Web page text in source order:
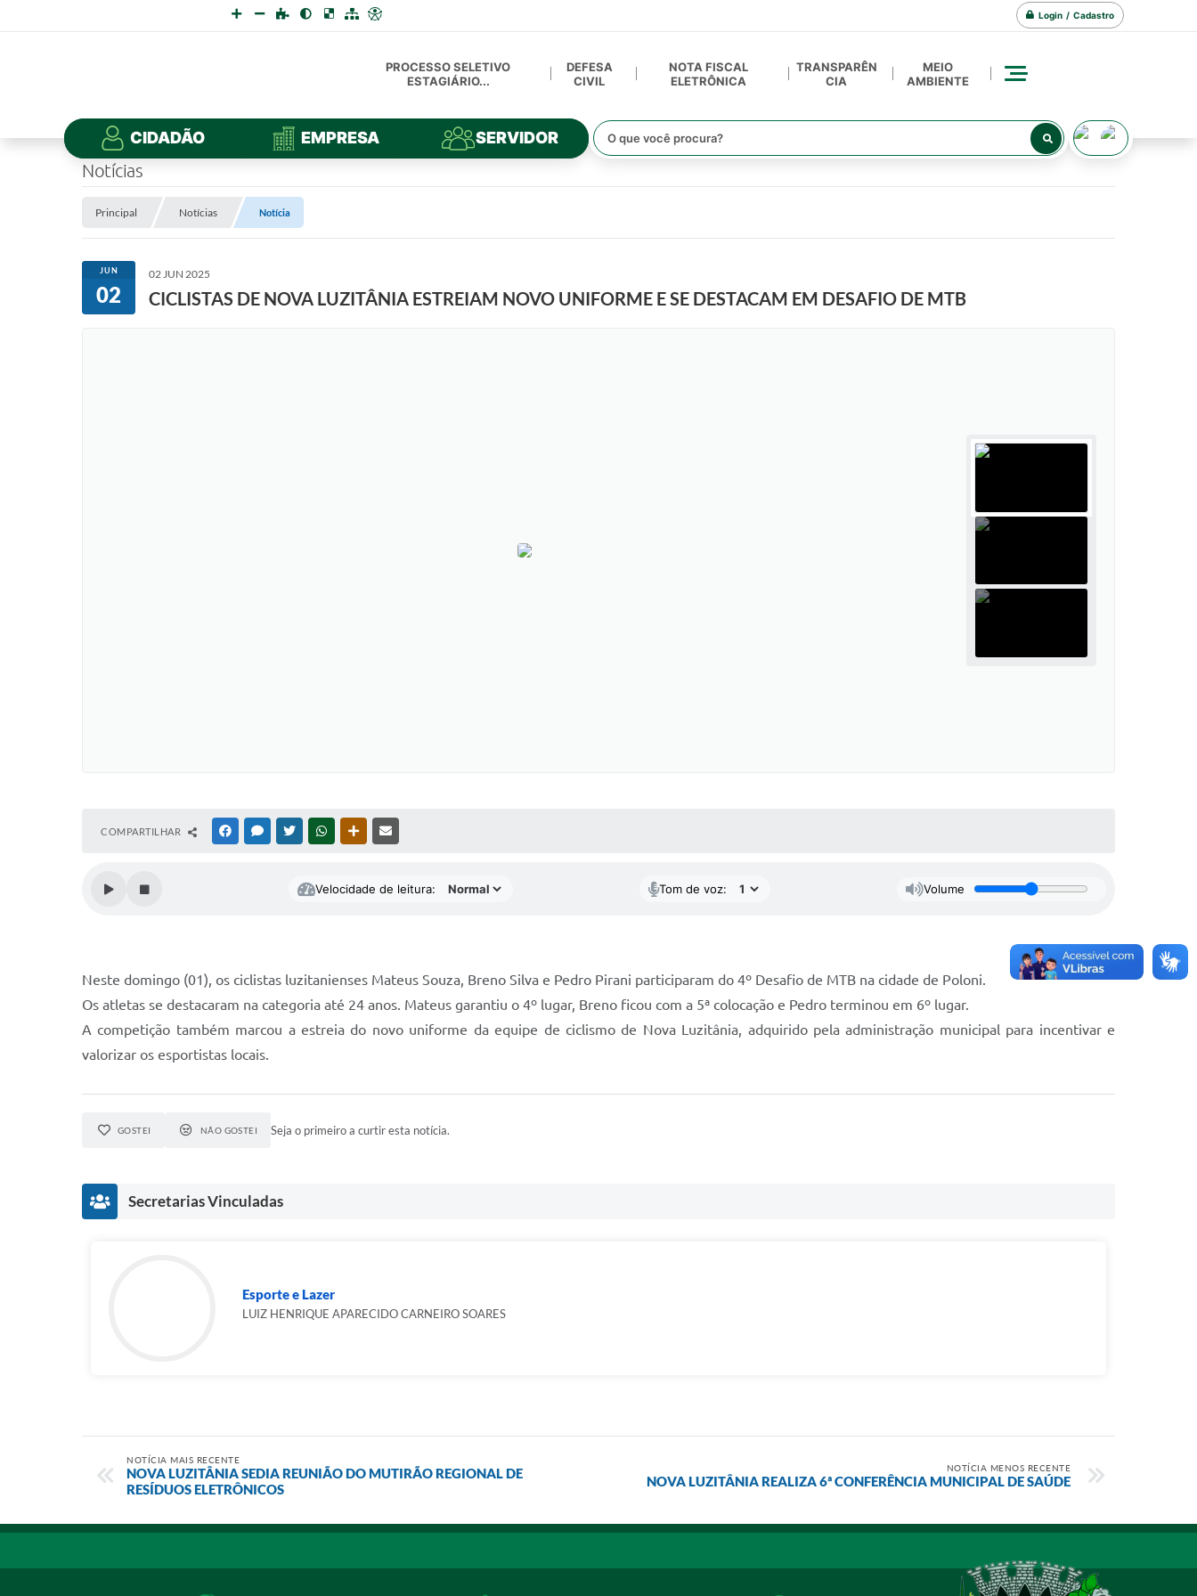
Login / Cadastro
PROCESSO SELETIVO
ESTAGIÁRIO...
DEFESA
CIVIL
NOTA FISCAL
ELETRÔNICA
TRANSPARÊN
CIA
MEIO
AMBIENTE
CIDADÃO EMPRESA SERVIDOR
Notícias
Principal Notícias Notícia
JUN
02
02 JUN 2025
CICLISTAS DE NOVA LUZITÂNIA ESTREIAM NOVO UNIFORME E SE DESTACAM EM DESAFIO DE MTB
COMPARTILHAR FACEBOOKMESSENGER
TWITTERWHATSAPPOUTRAS MÍDIAS
Velocidade de leitura: Tom de voz: Volume
Neste domingo (01), os ciclistas luzitanienses Mateus Souza, Breno Silva e Pedro Pirani participaram do 4º Desafio de MTB na cidade de Poloni.
Os atletas se destacaram na categoria até 24 anos. Mateus garantiu o 4º lugar, Breno ficou com a 5ª colocação e Pedro terminou em 6º lugar.
A competição também marcou a estreia do novo uniforme da equipe de ciclismo de Nova Luzitânia, adquirido pela administração municipal para incentivar e
valorizar os esportistas locais.
GOSTEI NÃO GOSTEI Seja o primeiro a curtir esta notícia.
Secretarias Vinculadas
Esporte e Lazer
LUIZ HENRIQUE APARECIDO CARNEIRO SOARES
NOTÍCIA MAIS RECENTE
NOVA LUZITÂNIA SEDIA REUNIÃO DO MUTIRÃO REGIONAL DE
RESÍDUOS ELETRÔNICOS
NOTÍCIA MENOS RECENTE
NOVA LUZITÂNIA REALIZA 6ª CONFERÊNCIA MUNICIPAL DE SAÚDE